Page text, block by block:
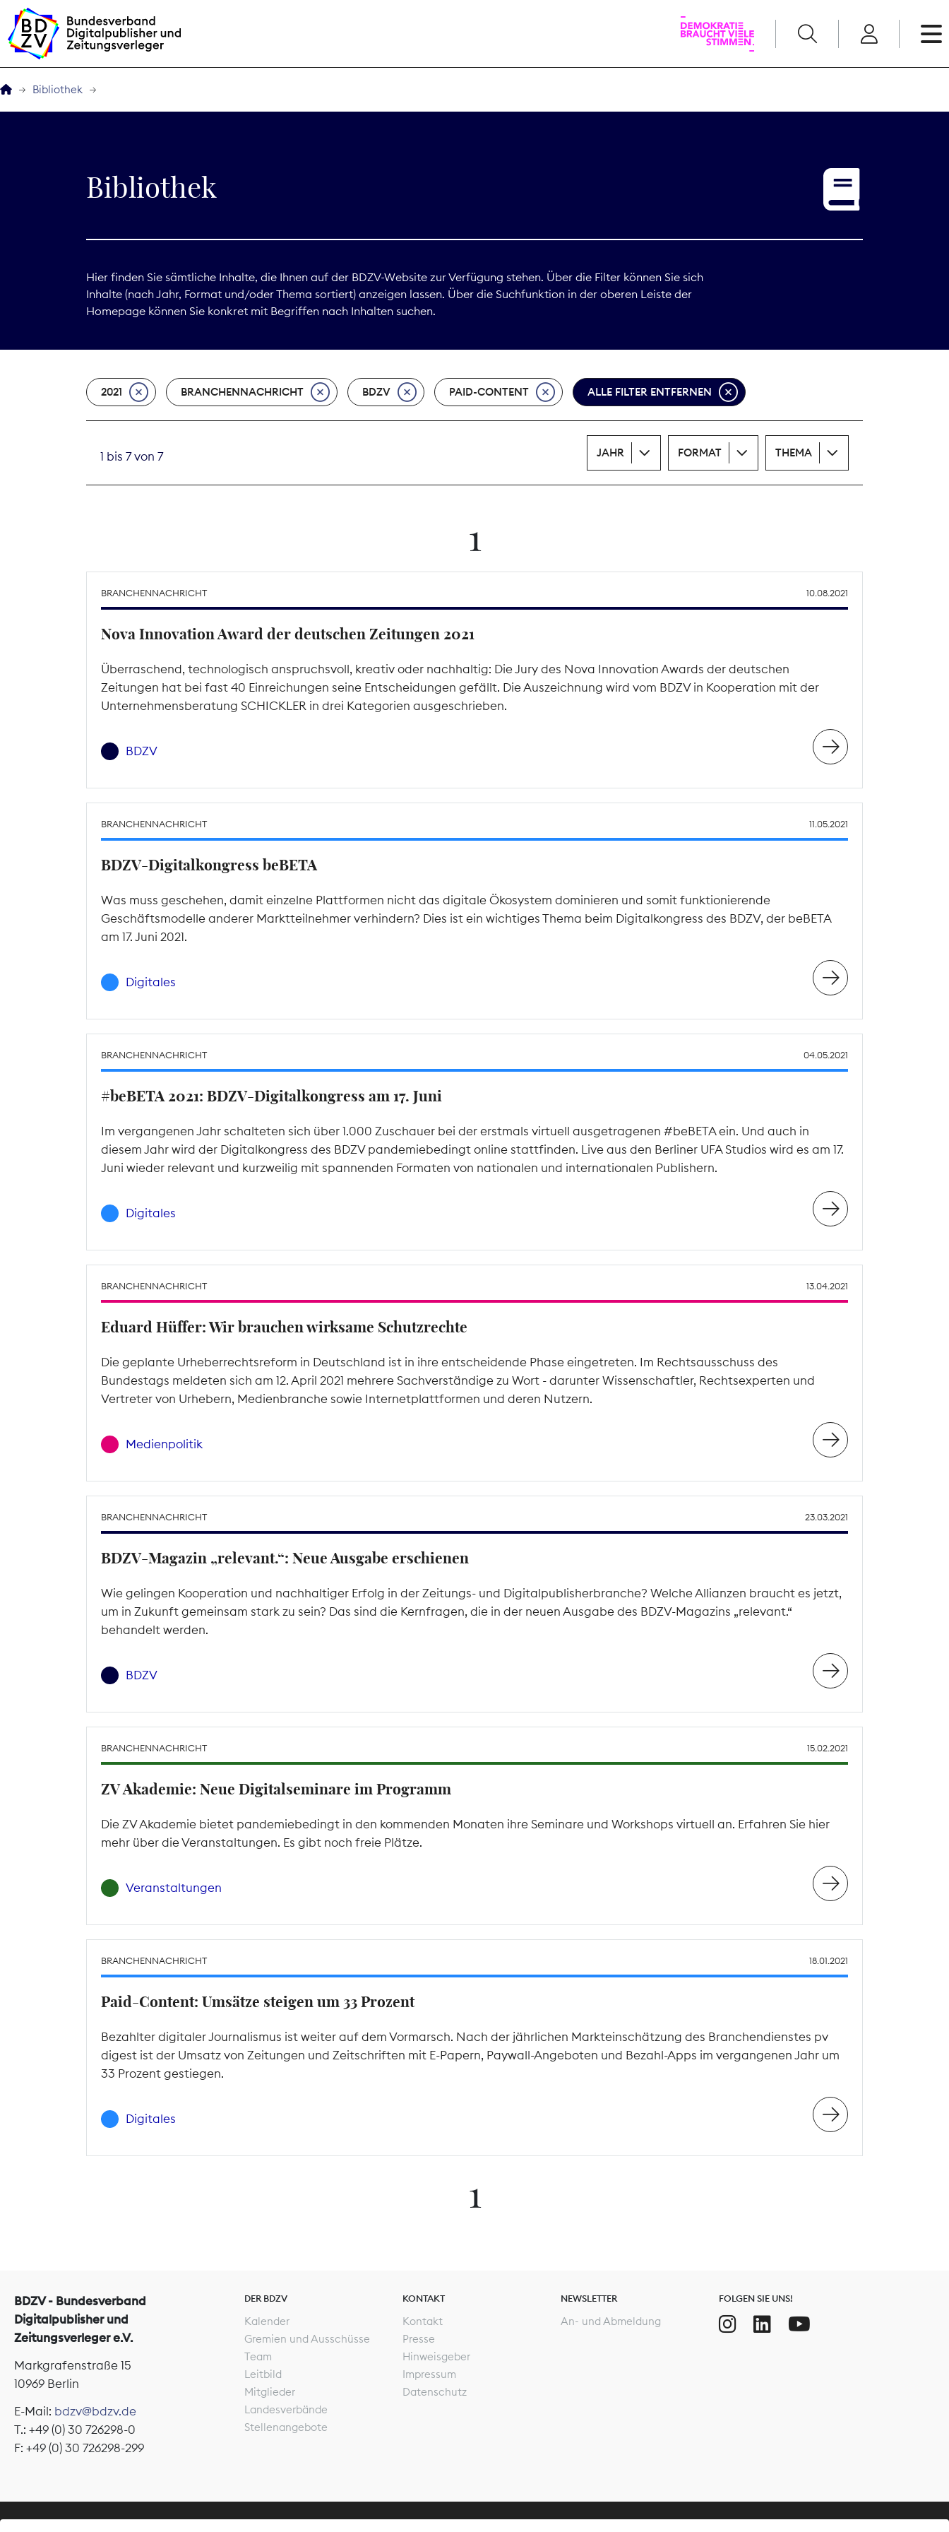
BDZVplus GmbH
Service
Print
Bibliothek
Bibliothek
Hier finden Sie sämtliche Inhalte, die Ihnen auf der BDZV-Website zur Verfügung stehen. Über die Filter können Sie sich
Inhalte (nach Jahr, Format und/oder Thema sortiert) anzeigen lassen. Über die Suchfunktion in der oberen Leiste der
Homepage können Sie konkret mit Begriffen nach Inhalten suchen.
2021 BRANCHENNACHRICHT BDZV PAID-CONTENT ALLE FILTER ENTFERNEN
1 bis 7 von 7 JAHR FORMAT THEMA
1
BRANCHENNACHRICHT 10.08.2021
Nova Innovation Award der deutschen Zeitungen 2021
Überraschend, technologisch anspruchsvoll, kreativ oder nachhaltig: Die Jury des Nova Innovation Awards der deutschen
Zeitungen hat bei fast 40 Einreichungen seine Entscheidungen gefällt. Die Auszeichnung wird vom BDZV in Kooperation mit der
Unternehmensberatung SCHICKLER in drei Kategorien ausgeschrieben.
BDZV
BRANCHENNACHRICHT 11.05.2021
BDZV-Digitalkongress beBETA
Was muss geschehen, damit einzelne Plattformen nicht das digitale Ökosystem dominieren und somit funktionierende
Geschäftsmodelle anderer Marktteilnehmer verhindern? Dies ist ein wichtiges Thema beim Digitalkongress des BDZV, der beBETA
am 17. Juni 2021.
Digitales
BRANCHENNACHRICHT 04.05.2021
#beBETA 2021: BDZV-Digitalkongress am 17. Juni
Im vergangenen Jahr schalteten sich über 1.000 Zuschauer bei der erstmals virtuell ausgetragenen #beBETA ein. Und auch in
diesem Jahr wird der Digitalkongress des BDZV pandemiebedingt online stattfinden. Live aus den Berliner UFA Studios wird es am 17.
Juni wieder relevant und kurzweilig mit spannenden Formaten von nationalen und internationalen Publishern.
Digitales
BRANCHENNACHRICHT 13.04.2021
Eduard Hüffer: Wir brauchen wirksame Schutzrechte
Die geplante Urheberrechtsreform in Deutschland ist in ihre entscheidende Phase eingetreten. Im Rechtsausschuss des
Bundestags meldeten sich am 12. April 2021 mehrere Sachverständige zu Wort - darunter Wissenschaftler, Rechtsexperten und
Vertreter von Urhebern, Medienbranche sowie Internetplattformen und deren Nutzern.
Medienpolitik
BRANCHENNACHRICHT 23.03.2021
BDZV-Magazin „relevant.“: Neue Ausgabe erschienen
Wie gelingen Kooperation und nachhaltiger Erfolg in der Zeitungs- und Digitalpublisherbranche? Welche Allianzen braucht es jetzt,
um in Zukunft gemeinsam stark zu sein? Das sind die Kernfragen, die in der neuen Ausgabe des BDZV-Magazins „relevant.“
behandelt werden.
BDZV
BRANCHENNACHRICHT 15.02.2021
ZV Akademie: Neue Digitalseminare im Programm
Die ZV Akademie bietet pandemiebedingt in den kommenden Monaten ihre Seminare und Workshops virtuell an. Erfahren Sie hier
mehr über die Veranstaltungen. Es gibt noch freie Plätze.
Veranstaltungen
BRANCHENNACHRICHT 18.01.2021
Paid-Content: Umsätze steigen um 33 Prozent
Bezahlter digitaler Journalismus ist weiter auf dem Vormarsch. Nach der jährlichen Markteinschätzung des Branchendienstes pv
digest ist der Umsatz von Zeitungen und Zeitschriften mit E-Papern, Paywall-Angeboten und Bezahl-Apps im vergangenen Jahr um
33 Prozent gestiegen.
Digitales
1
BDZV - Bundesverband
Digitalpublisher und
Zeitungsverleger e.V.
Markgrafenstraße 15
10969 Berlin
E-Mail: bdzv@bdzv.de
T.: +49 (0) 30 726298-0
F: +49 (0) 30 726298-299
DER BDZV
Kalender
Gremien und Ausschüsse
Team
Leitbild
Mitglieder
Landesverbände
Stellenangebote
KONTAKT
Kontakt
Presse
Hinweisgeber
Impressum
Datenschutz
NEWSLETTER
An- und Abmeldung
FOLGEN SIE UNS!